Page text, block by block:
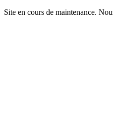
Site en cours de maintenance.